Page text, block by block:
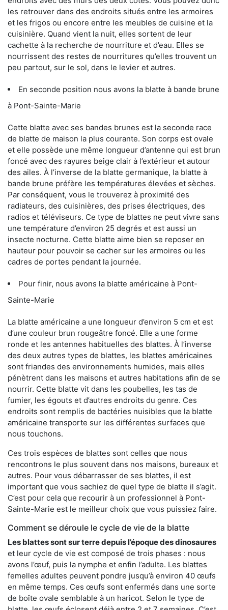
les retrouver dans des endroits situés entre les armoires
et les frigos ou encore entre les meubles de cuisine et la
cuisinière. Quand vient la nuit, elles sortent de leur
cachette à la recherche de nourriture et d’eau. Elles se
nourrissent des restes de nourritures qu’elles trouvent un
peu partout, sur le sol, dans le levier et autres.
En seconde position nous avons la blatte à bande brune
à Pont-Sainte-Marie
Cette blatte avec ses bandes brunes est la seconde race
de blatte de maison la plus courante. Son corps est ovale
et elle possède une même longueur d’antenne qui est brun
foncé avec des rayures beige clair à l’extérieur et autour
des ailes. À l’inverse de la blatte germanique, la blatte à
bande brune préfère les températures élevées et sèches.
Par conséquent, vous le trouverez à proximité des
radiateurs, des cuisinières, des prises électriques, des
radios et téléviseurs. Ce type de blattes ne peut vivre sans
une température d’environ 25 degrés et est aussi un
insecte nocturne. Cette blatte aime bien se reposer en
hauteur pour pouvoir se cacher sur les armoires ou les
cadres de portes pendant la journée.
Pour finir, nous avons la blatte américaine à Pont-
Sainte-Marie
La blatte américaine a une longueur d’environ 5 cm et est
d’une couleur brun rougeâtre foncé. Elle a une forme
ronde et les antennes habituelles des blattes. À l’inverse
des deux autres types de blattes, les blattes américaines
sont friandes des environnements humides, mais elles
pénètrent dans les maisons et autres habitations afin de se
nourrir. Cette blatte vit dans les poubelles, les tas de
fumier, les égouts et d’autres endroits du genre. Ces
endroits sont remplis de bactéries nuisibles que la blatte
américaine transporte sur les différentes surfaces que
nous touchons.
Ces trois espèces de blattes sont celles que nous
rencontrons le plus souvent dans nos maisons, bureaux et
autres. Pour vous débarrasser de ses blattes, il est
important que vous sachiez de quel type de blatte il s’agit.
C’est pour cela que recourir à un professionnel à Pont-
Sainte-Marie est le meilleur choix que vous puissiez faire.
Comment se déroule le cycle de vie de la blatte
Les blattes sont sur terre depuis l’époque des dinosaures
et leur cycle de vie est composé de trois phases : nous
avons l’œuf, puis la nymphe et enfin l’adulte. Les blattes
femelles adultes peuvent pondre jusqu’à environ 40 œufs
en même temps. Ces œufs sont enfermés dans une sorte
de boîte ovale semblable à un haricot. Selon le type de